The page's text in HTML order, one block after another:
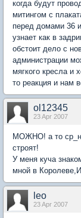
когда будут
митингом с
перед домами 36
узнает как в
обстоит дело с
администрации
мягкого кресла
то реакция и нам
ol12345
23 Apr 2007
МОЖНО! а то
строят!
У меня куча
мной в
leo
23 Apr 2007